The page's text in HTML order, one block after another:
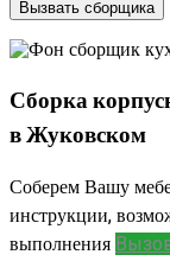
Вызвать сборщика
Сборка
в Жуковском
Соберем Вашу
инструкции,
выполнения